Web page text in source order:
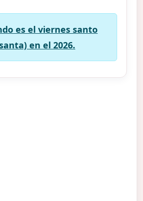
es el viernes santo
en el 2026.